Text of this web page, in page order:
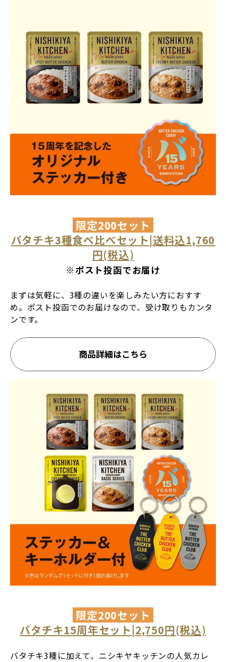
限定200セット
バタチキ3種食べ比べセット|送料込1,760
円(税込)
※ポスト投函でお届け
まずは気軽に、3種の違いを楽しみたい方におすす
め。ポスト投函でのお届けなので、受け取りもカンタ
ンです。
商品詳細はこちら
限定200セット
バタチキ15周年セット|2,750円(税込)
バタチキ3種に加えて、ニシキヤキッチンの人気カレ